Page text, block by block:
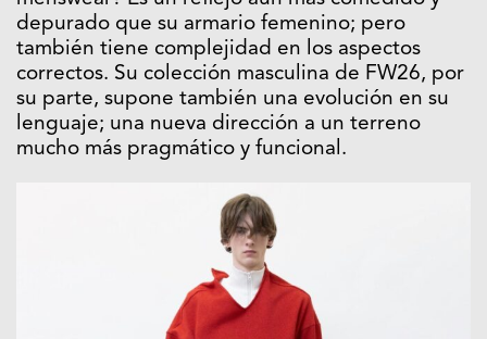
depurado que su armario femenino; pero
también tiene complejidad en los aspectos
correctos. Su colección masculina de FW26, por
su parte, supone también una evolución en su
lenguaje; una nueva dirección a un terreno
mucho más pragmático y funcional.